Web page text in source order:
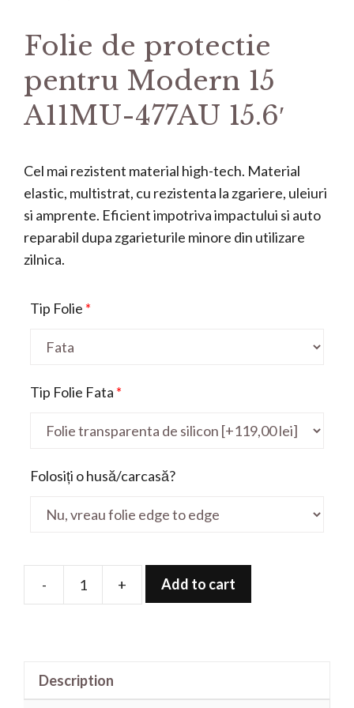
Folie de protectie
pentru Modern 15
A11MU-477AU 15.6′
Cel mai rezistent material high-tech. Material
elastic, multistrat, cu rezistenta la zgariere, uleiuri
si amprente. Eficient impotriva impactului si auto
reparabil dupa zgarieturile minore din utilizare
zilnica.
Tip Folie *
Tip Folie Fata *
Folosiți o husă/carcasă?
-
Folie
+ Add to cart
Description